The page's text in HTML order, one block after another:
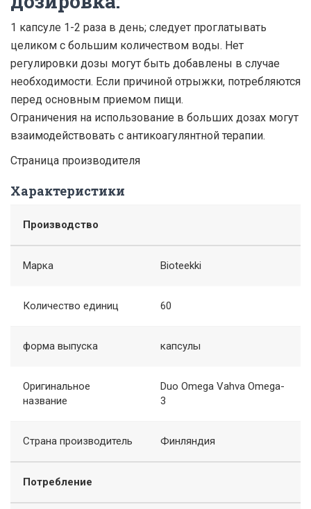
1 капсуле 1-2 раза в день; следует проглатывать
целиком с большим количеством воды. Нет
регулировки дозы могут быть добавлены в случае
необходимости. Если причиной отрыжки, потребляются
перед основным приемом пищи.
Ограничения на использование в больших дозах могут
взаимодействовать с антикоагулянтной терапии.
Страница производителя
Характеристики
Производство
Марка Bioteekki
Количество единиц 60
форма выпуска капсулы
Оригинальное
название
Duo Omega Vahva Omega-
3
Страна производитель Финляндия
Потребление